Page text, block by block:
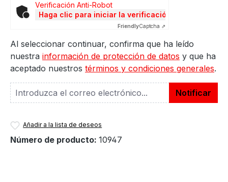
Verificación Anti-Robot
Haga clic para iniciar la verificación
FriendlyCaptcha ⇗
Al seleccionar continuar, confirma que ha leído
nuestra información de protección de datos y que ha
aceptado nuestros términos y condiciones generales.
Notificar
Añadir a la lista de deseos
Número de producto: 10947